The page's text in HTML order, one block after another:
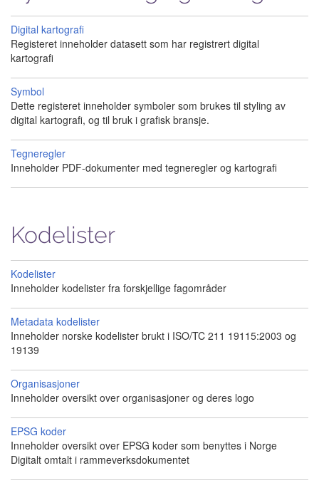
Digital kartografi
Registeret inneholder datasett som har registrert digital
kartografi
Symbol
Dette registeret inneholder symboler som brukes til styling av
digital kartografi, og til bruk i grafisk bransje.
Tegneregler
Inneholder PDF-dokumenter med tegneregler og kartografi
Kodelister
Kodelister
Inneholder kodelister fra forskjellige fagområder
Metadata kodelister
Inneholder norske kodelister brukt i ISO/TC 211 19115:2003 og
19139
Organisasjoner
Inneholder oversikt over organisasjoner og deres logo
EPSG koder
Inneholder oversikt over EPSG koder som benyttes i Norge
Digitalt omtalt i rammeverksdokumentet